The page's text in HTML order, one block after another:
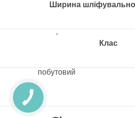
Ширина
Клас
-
побутовий